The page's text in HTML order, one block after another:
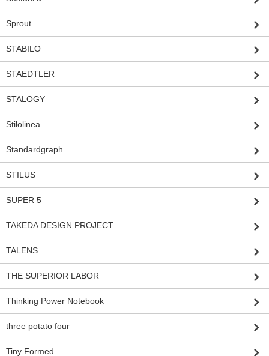
Sprout
STABILO
STAEDTLER
STALOGY
Stilolinea
Standardgraph
STILUS
SUPER 5
TAKEDA DESIGN PROJECT
TALENS
THE SUPERIOR LABOR
Thinking Power Notebook
three potato four
Tiny Formed